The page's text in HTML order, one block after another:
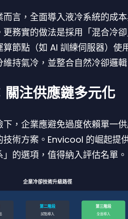
而言，全面導入液冷系統的成
更務實的做法是採用「混合冷
算節點（如 AI 訓練伺服器）使
維持氣冷，並整合自然冷卻邏
關注供應鏈多元化
下，企業應避免過度依賴單一
技術方案。Envicool 的崛起提
的選項，值得納入評估名單。
企業冷卻技術升級路徑
第二階段
試點導入
第三階段
全面導入